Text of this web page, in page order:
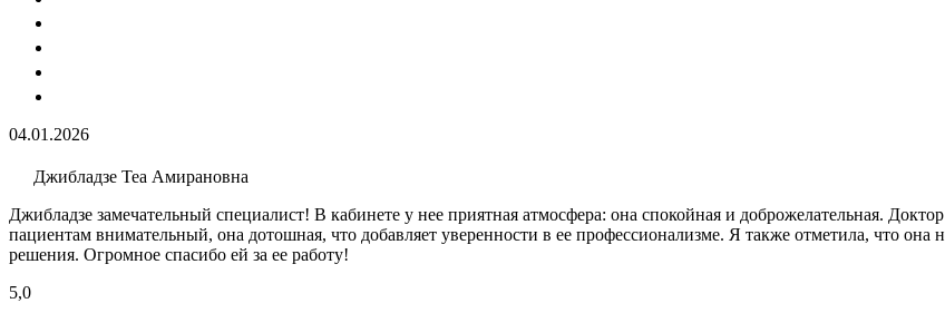
04.01.2026
Джибладзе Теа Амирановна
Джибладзе замечательный специалист! В кабинете у нее приятная атмосфера: она спокойная и доброжелательная.
пациентам внимательный, она дотошная, что добавляет уверенности в ее профессионализме. Я также отметила, что она
решения. Огромное спасибо ей за ее работу!
5,0